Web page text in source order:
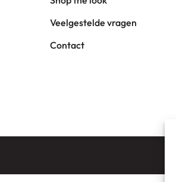
Veelgestelde vragen
Contact